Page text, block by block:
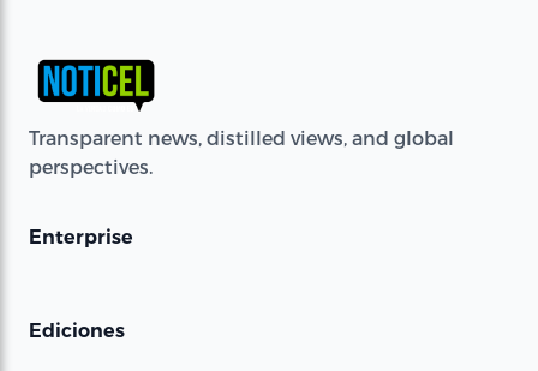
Transparent news, distilled views, and global
perspectives.
Enterprise
Ediciones